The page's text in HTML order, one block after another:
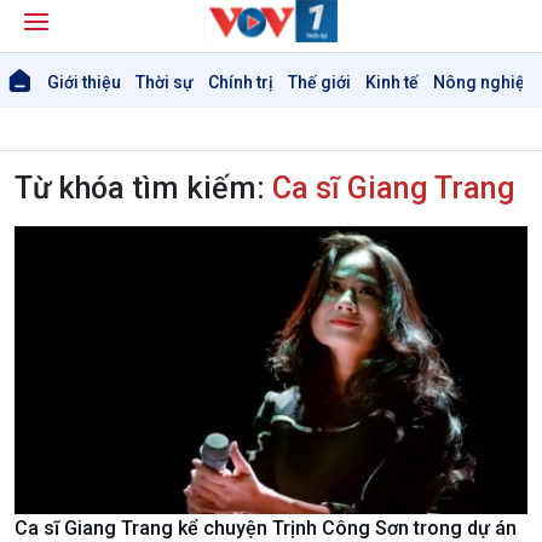
Giới thiệu Thời sự Chính trị Thế giới Kinh tế Nông nghiệp
Thời sự
Thời sự 6h
Thời sự 12h
Thời sự 18h
Thời sự 21h30
Bản tin
Chuyên mục
Theo dòng Thời sự
Chính trị
Thế giới
Từ khóa tìm kiếm: Ca sĩ Giang Trang
Ca sĩ Giang Trang kể chuyện Trịnh Công Sơn trong dự án